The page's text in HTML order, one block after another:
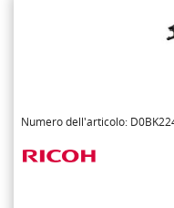
Numero dell'articolo: